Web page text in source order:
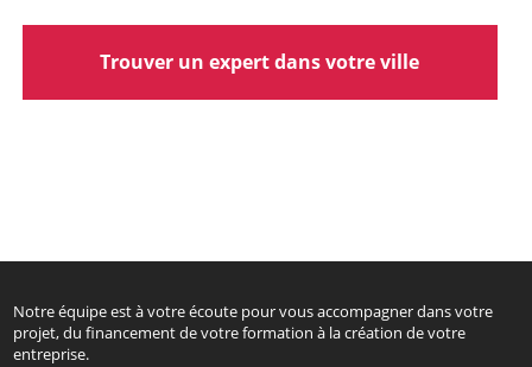
Trouver un expert dans votre ville
Notre équipe est à votre écoute pour vous accompagner dans votre
projet, du financement de votre formation à la création de votre
entreprise.